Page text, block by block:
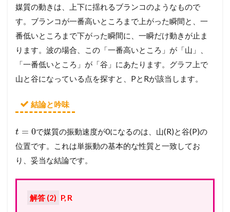
媒質の動きは、上下に揺れるブランコのようなもので
す。ブランコが一番高いところまで上がった瞬間と、一
番低いところまで下がった瞬間に、一瞬だけ動きが止ま
ります。波の場合、この「一番高いところ」が「山」、
「一番低いところ」が「谷」にあたります。グラフ上で
山と谷になっている点を探すと、PとRが該当します。
結論と吟味
t = 0で媒質の振動速度が0になるのは、山(R)と谷(P)の
位置です。これは単振動の基本的な性質と一致してお
り、妥当な結論です。
解答 (2) P, R